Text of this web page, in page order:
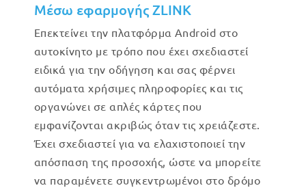
Μέσω εφαρμογής ZLINK
Επεκτείνει την πλατφόρμα Android στο
αυτοκίνητο με τρόπο που έχει σχεδιαστεί
ειδικά για την οδήγηση και σας φέρνει
αυτόματα χρήσιμες πληροφορίες και τις
οργανώνει σε απλές κάρτες που
εμφανίζονται ακριβώς όταν τις χρειάζεστε.
Έχει σχεδιαστεί για να ελαχιστοποιεί την
απόσπαση της προσοχής, ώστε να μπορείτε
να παραμένετε συγκεντρωμένοι στο δρόμο